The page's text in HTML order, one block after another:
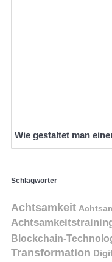
Wie gestaltet man
Schlagwörter
Achtsamkeit
Blockchain-
Transformation